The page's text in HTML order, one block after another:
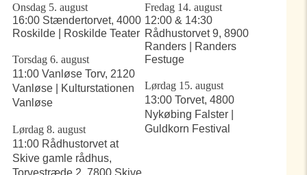
Onsdag 5. august
16:00 Stændertorvet, 4000
Roskilde | Roskilde Teater
Torsdag 6. august
11:00 Vanløse Torv, 2120
Vanløse | Kulturstationen
Vanløse
Lørdag 8. august
11:00 Rådhustorvet at
Skive gamle rådhus,
Torvestræde 2, 7800 Skive
Fredag 14. august
12:00 & 14:30
Rådhustorvet 9, 8900
Randers | Randers
Festuge
Lørdag 15. august
13:00 Torvet, 4800
Nykøbing Falster |
Guldkorn Festival